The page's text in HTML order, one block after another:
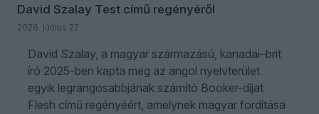
David Szalay Test című regényéről
2026. június 22.
David Szalay, a magyar származású, kanadai–brit
író 2025-ben kapta meg az angol nyelvterület
egyik legrangosabbjának számító Booker-díjat
Flesh című regényéért, amelynek magyar fordítása